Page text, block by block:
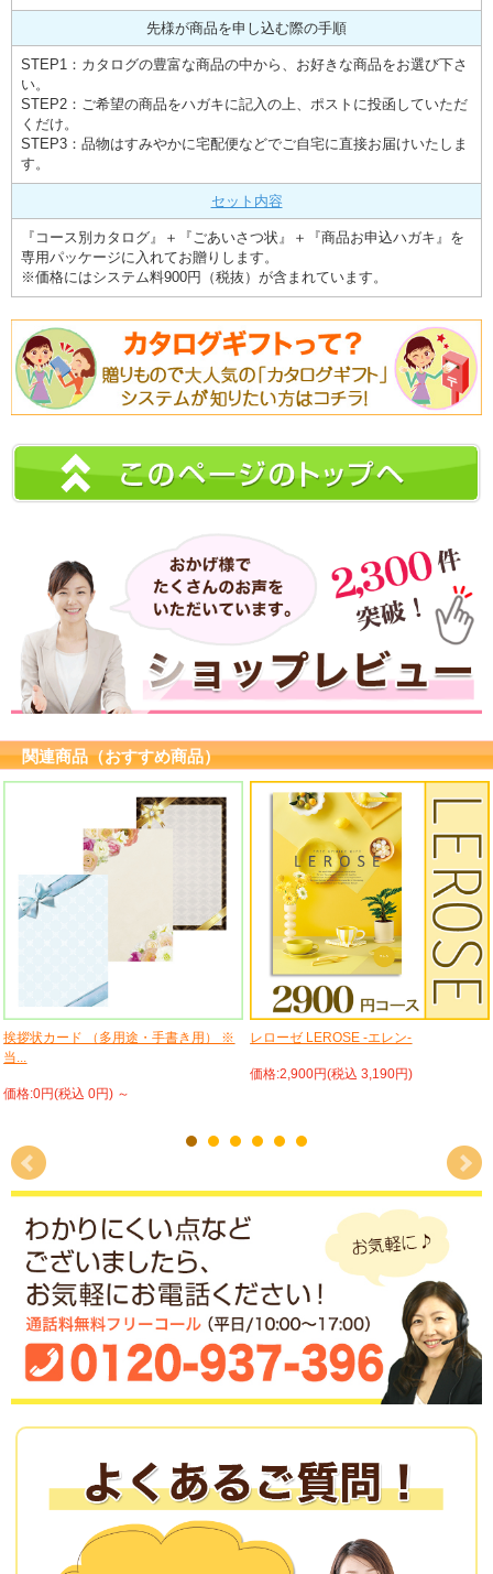
先様が商品を申し込む際の手順
STEP1：カタログの豊富な商品の中から、お好きな商品をお選び下さ
い。
STEP2：ご希望の商品をハガキに記入の上、ポストに投函していただ
くだけ。
STEP3：品物はすみやかに宅配便などでご自宅に直接お届けいたしま
す。
セット内容
『コース別カタログ』＋『ごあいさつ状』＋『商品お申込ハガキ』を
専用パッケージに入れてお贈りします。
※価格にはシステム料900円（税抜）が含まれています。
関連商品（おすすめ商品）
挨拶状カード （多用途・手書き用） ※
当...
価格:0円(税込 0円) ～
レローゼ LEROSE -エレン-
価格:2,900円(税込 3,190円)